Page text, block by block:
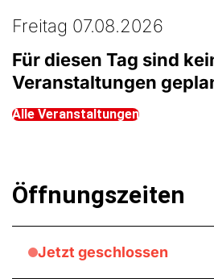
Freitag 07.08.2026
Für diesen Tag sind
Veranstaltungen
Alle Veranstaltungen
Öffnungszeiten
Jetzt geschlossen